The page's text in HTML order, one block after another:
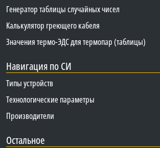
Генератор таблицы случайных чисел
Калькулятор греющего кабеля
Значения термо-ЭДС для термопар (таблицы)
Навигация по СИ
Типы устройств
Технологические параметры
Производители
Остальное